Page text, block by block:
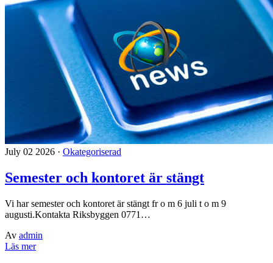
July 02 2026 · Okategoriserad
Semester och kontoret är stängt
Vi har semester och kontoret är stängt fr o m 6 juli t o m 9
augusti.Kontakta Riksbyggen 0771…
Av admin
Läs mer